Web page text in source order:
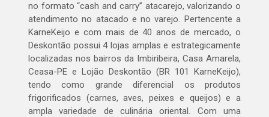
no formato “cash and carry” atacarejo, valorizando o
atendimento no atacado e no varejo. Pertencente a
KarneKeijo e com mais de 40 anos de mercado, o
Deskontão possui 4 lojas amplas e estrategicamente
localizadas nos bairros da Imbiribeira, Casa Amarela,
Ceasa-PE e Lojão Deskontão (BR 101 KarneKeijo),
tendo como grande diferencial os produtos
frigorificados (carnes, aves, peixes e queijos) e a
ampla variedade de culinária oriental. Com uma